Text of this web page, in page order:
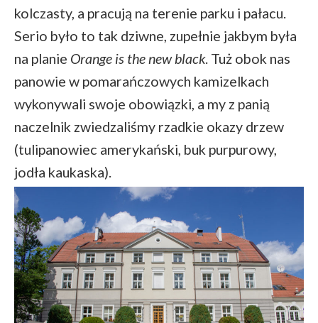
kolczasty, a pracują na terenie parku i pałacu.
Serio było to tak dziwne, zupełnie jakbym była
na planie Orange is the new black. Tuż obok nas
panowie w pomarańczowych kamizelkach
wykonywali swoje obowiązki, a my z panią
naczelnik zwiedzaliśmy rzadkie okazy drzew
(tulipanowiec amerykański, buk purpurowy,
jodła kaukaska).